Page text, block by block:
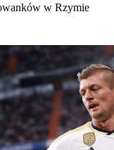
w Rzymie